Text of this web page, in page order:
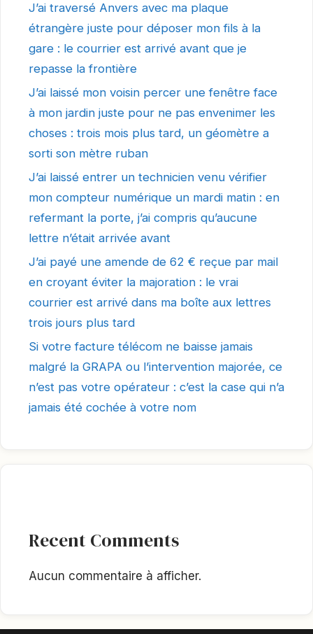
J’ai traversé Anvers avec ma plaque
étrangère juste pour déposer mon fils à la
gare : le courrier est arrivé avant que je
repasse la frontière
J’ai laissé mon voisin percer une fenêtre face
à mon jardin juste pour ne pas envenimer les
choses : trois mois plus tard, un géomètre a
sorti son mètre ruban
J’ai laissé entrer un technicien venu vérifier
mon compteur numérique un mardi matin : en
refermant la porte, j’ai compris qu’aucune
lettre n’était arrivée avant
J’ai payé une amende de 62 € reçue par mail
en croyant éviter la majoration : le vrai
courrier est arrivé dans ma boîte aux lettres
trois jours plus tard
Si votre facture télécom ne baisse jamais
malgré la GRAPA ou l’intervention majorée, ce
n’est pas votre opérateur : c’est la case qui n’a
jamais été cochée à votre nom
Recent Comments
Aucun commentaire à afficher.